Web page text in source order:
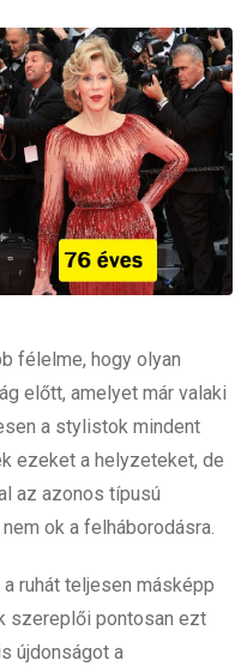
Email
félelme, hogy olyan
előtt, amelyet már valaki
a stylistok mindent
ezeket a helyzeteket, de
az azonos típusú
ok a felháborodásra.
ruhát teljesen másképp
szereplői pontosan ezt
újdonságot a